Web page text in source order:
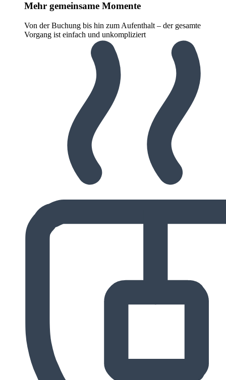
Mehr gemeinsame Momente
Von der Buchung bis hin zum Aufenthalt – der gesamte
Vorgang ist einfach und unkompliziert